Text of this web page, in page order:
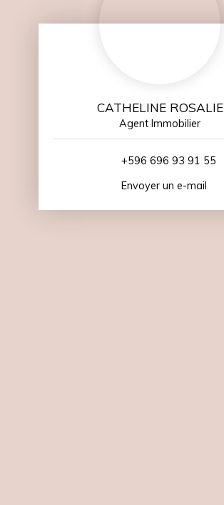
CATHELINE ROSALIE
Agent Immobilier
+596 696 93 91 55
Envoyer un e-mail